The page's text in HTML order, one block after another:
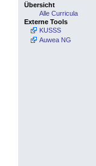
Übersicht
Alle Curricula
Externe Tools
KUSSS
Auwea NG